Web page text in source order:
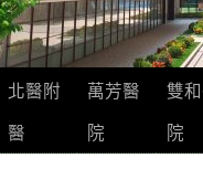
北醫附
醫
萬芳醫
院
雙
院